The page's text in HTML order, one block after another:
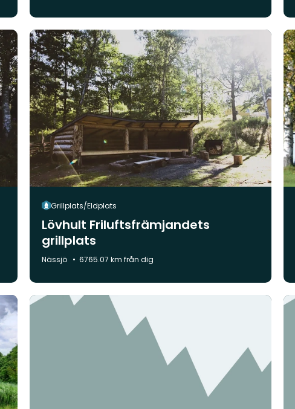
Grillplats/Eldplats
Lövhult Friluftsfrämjandets
grillplats
Kommun:
Nässjö 6765.07 km från dig